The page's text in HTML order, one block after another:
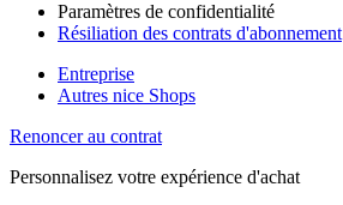
Paramètres de confidentialité
Résiliation des contrats d'abonnement
Entreprise
Autres nice Shops
Renoncer au contrat
Personnalisez votre expérience d'achat